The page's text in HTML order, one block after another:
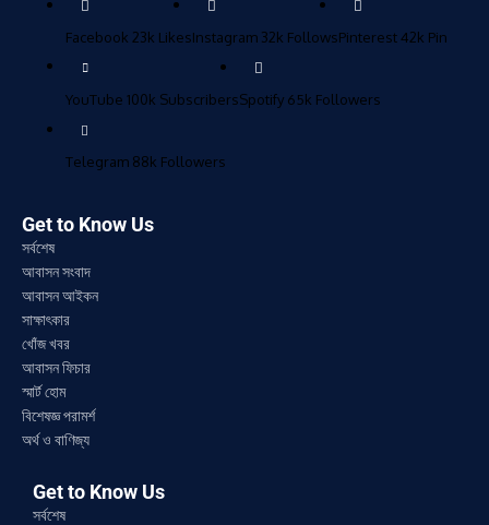
Facebook 23k LikesInstagram 32k FollowsPinterest42k Pin
YouTube 100k SubscribersSpotify 65k Followers
Telegram 88k Followers
Get to Know Us
সর্বশেষ
আবাসন সংবাদ
আবাসন আইকন
সাক্ষাৎকার
খোঁজ খবর
আবাসন ফিচার
স্মার্ট হোম
বিশেষজ্ঞ পরামর্শ
অর্থ ও বাণিজ্য
Get to Know Us
সর্বশেষ